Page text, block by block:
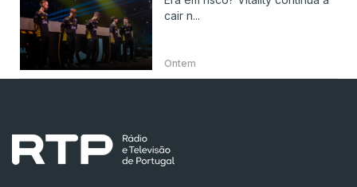
cair n...
Ontem